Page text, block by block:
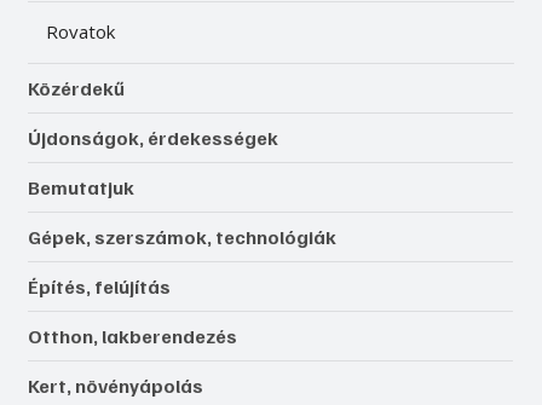
Rovatok
Közérdekű
Újdonságok, érdekességek
Bemutatjuk
Gépek, szerszámok, technológiák
Építés, felújítás
Otthon, lakberendezés
Kert, növényápolás